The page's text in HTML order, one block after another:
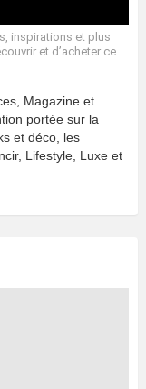
inspirations et plus
et d’acheter ce
Magazine et
portée sur la
et déco, les
Lifestyle, Luxe et